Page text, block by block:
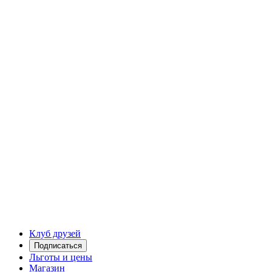
Клуб друзей
Подписаться
Льготы и цены
Магазин